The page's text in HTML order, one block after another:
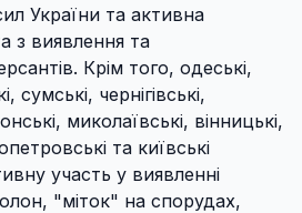
України та активна
з виявлення та
Крім того, одеські,
сумські, чернігівські,
миколаївські, вінницькі,
та київські
участь у виявленні
"міток" на спорудах,